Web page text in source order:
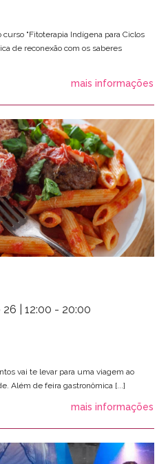
curso "Fitoterapia Indígena para Ciclos
de reconexão com os saberes
mais informações
| 12:00 - 20:00
vai te levar para uma viagem ao
Além de feira gastronômica [...]
mais informações